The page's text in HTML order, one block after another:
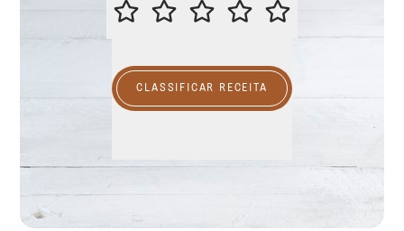
CLASSIFICAR RECEITA